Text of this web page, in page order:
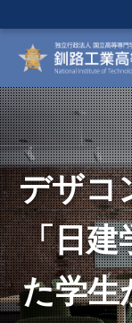
デザコ
「日建
た学生